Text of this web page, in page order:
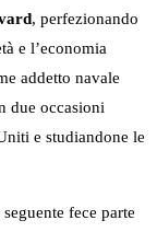
, perfezionando
e l’economia
addetto navale
due occasioni
e studiandone le
fece parte